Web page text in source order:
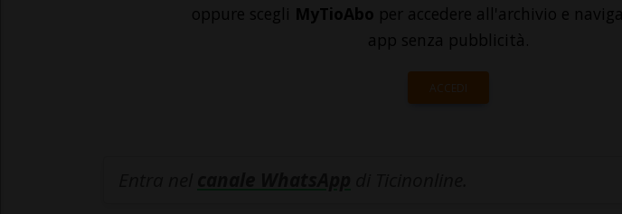
oppure scegli MyTioAbo per accedere all'archivio e
app senza pubblicità.
ACCEDI